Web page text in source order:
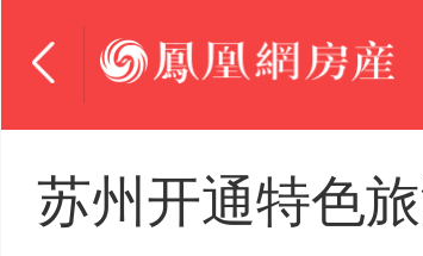
苏州开通特色